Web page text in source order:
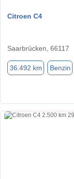
Citroen C4
Saarbrücken, 66117
36.492 km Benzin